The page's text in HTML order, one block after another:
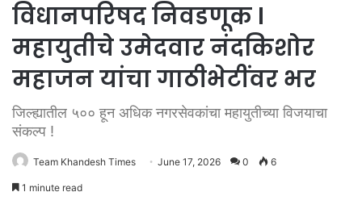
विधानपरिषद निवडणूक l
महायुतीचे उमेदवार नंदकिशोर
महाजन यांचा गाठीभेटींवर भर
जिल्ह्यातील ५०० हून अधिक नगरसेवकांचा महायुतीच्या विजयाचा
संकल्प !
Team Khandesh Times June 17, 2026 0 6
1 minute read